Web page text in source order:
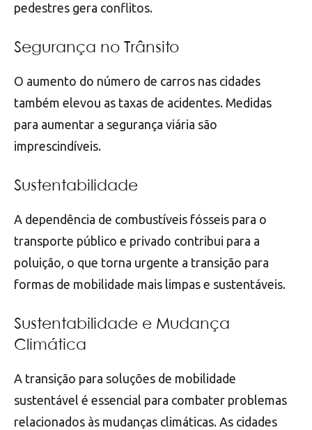
pedestres gera conflitos.
Segurança no Trânsito
O aumento do número de carros nas cidades
também elevou as taxas de acidentes. Medidas
para aumentar a segurança viária são
imprescindíveis.
Sustentabilidade
A dependência de combustíveis fósseis para o
transporte público e privado contribui para a
poluição, o que torna urgente a transição para
formas de mobilidade mais limpas e sustentáveis.
Sustentabilidade e Mudança
Climática
A transição para soluções de mobilidade
sustentável é essencial para combater problemas
relacionados às mudanças climáticas. As cidades